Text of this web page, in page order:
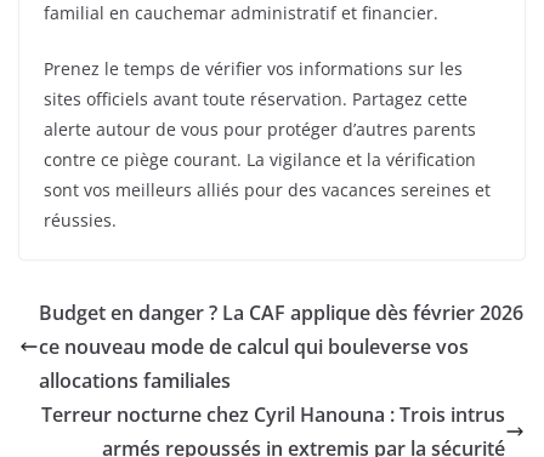
familial en cauchemar administratif et financier.
Prenez le temps de vérifier vos informations sur les
sites officiels avant toute réservation. Partagez cette
alerte autour de vous pour protéger d’autres parents
contre ce piège courant. La vigilance et la vérification
sont vos meilleurs alliés pour des vacances sereines et
réussies.
Budget en danger ? La CAF applique dès février 2026
ce nouveau mode de calcul qui bouleverse vos
allocations familiales
Terreur nocturne chez Cyril Hanouna : Trois intrus
armés repoussés in extremis par la sécurité